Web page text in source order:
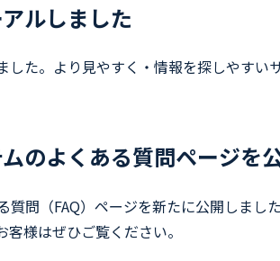
ルしました
た。より見やすく・情報を探しやす
のよくある質問ページを
質問（FAQ）ページを新たに公開しま
様はぜひご覧ください。